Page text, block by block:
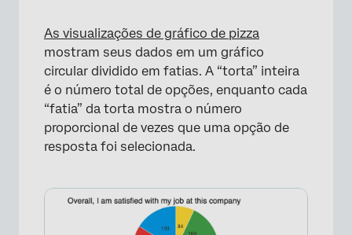
As visualizações de gráfico de pizza
mostram seus dados em um gráfico
circular dividido em fatias. A “torta” inteira
é o número total de opções, enquanto cada
“fatia” da torta mostra o número
proporcional de vezes que uma opção de
resposta foi selecionada.